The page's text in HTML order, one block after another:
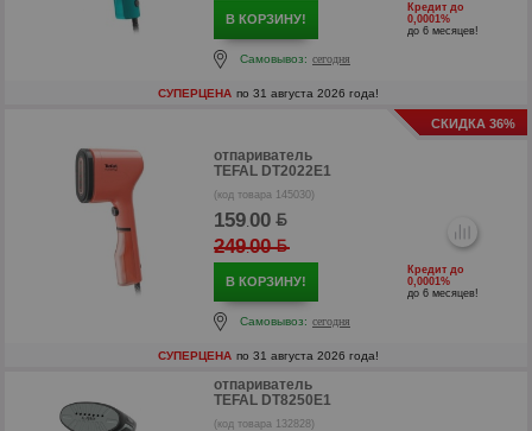
р
В КОРЗИНУ!
Кредит до
0,0001%
до 6 месяцев!
Самовывоз: сегодня
СУПЕРЦЕНА по 31 августа 2026 года!
СКИДКА 36%
отпариватель
TEFAL DT2022E1
(код товара 145030)
159.00
249.00
В КОРЗИНУ!
Кредит до
0,0001%
до 6 месяцев!
Самовывоз: сегодня
СУПЕРЦЕНА по 31 августа 2026 года!
отпариватель
TEFAL DT8250E1
(код товара 132828)